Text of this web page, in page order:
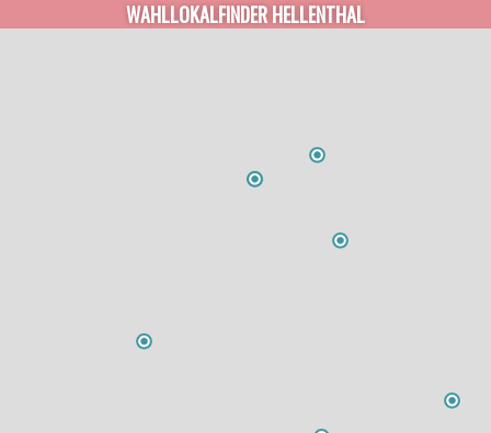
WAHLLOKALFINDER HELLENTHAL